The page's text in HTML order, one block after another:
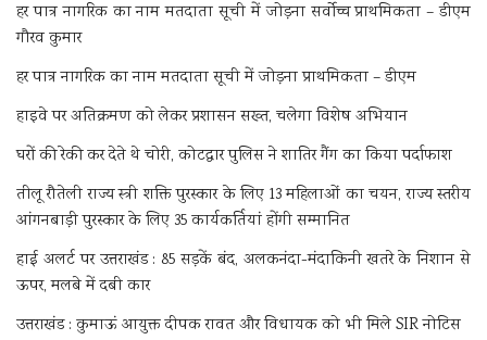
हर पात्र नागरिक का नाम मतदाता सूची में जोड़ना सर्वोच्च प्राथमिकता – डीएम
गौरव कुमार
हर पात्र नागरिक का नाम मतदाता सूची में जोड़ना प्राथमिकता – डीएम
हाइवे पर अतिक्रमण को लेकर प्रशासन सख्त, चलेगा विशेष अभियान
घरों की रेकी कर देते थे चोरी, कोटद्वार पुलिस ने शातिर गैंग का किया पर्दाफाश
तीलू रौतेली राज्य स्त्री शक्ति पुरस्कार के लिए 13 महिलाओं का चयन, राज्य स्तरीय
आंगनबाड़ी पुरस्कार के लिए 35 कार्यकर्तियां होंगी सम्मानित
हाई अलर्ट पर उत्तराखंड : 85 सड़कें बंद, अलकनंदा-मंदाकिनी खतरे के निशान से
ऊपर, मलबे में दबी कार
उत्तराखंड : कुमाऊं आयुक्त दीपक रावत और विधायक को भी मिले SIR नोटिस